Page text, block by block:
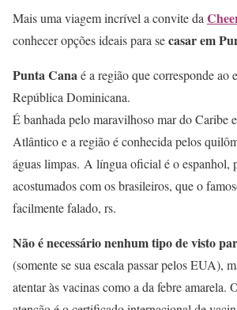
Mais uma viagem incrível a convite da
conhecer opções ideais para secasar em
Punta Canaé a região que corresponde ao
República Dominicana.
É banhada pelo maravilhoso mar do Caribe
Atlântico e a região é conhecida pelos
águas limpas. A língua oficial é o espanhol,
acostumados com os brasileiros, que o
facilmente falado, rs.
Não é necessário nenhum tipo de visto
(somente se sua escala passar pelos EUA),
atentar às vacinas como a da febre amarela.